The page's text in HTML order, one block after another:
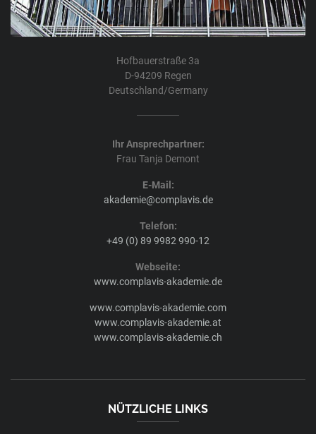
Hofbauerstraße 3a
D-94209 Regen
Deutschland/Germany
Ihr Ansprechpartner:
Frau Tanja Demont
E-Mail:
akademie@complavis.de
Telefon:
+49 (0) 89 9982 990-12
Webseite:
www.complavis-akademie.de
www.complavis-akademie.com
www.complavis-akademie.at
www.complavis-akademie.ch
NÜTZLICHE LINKS